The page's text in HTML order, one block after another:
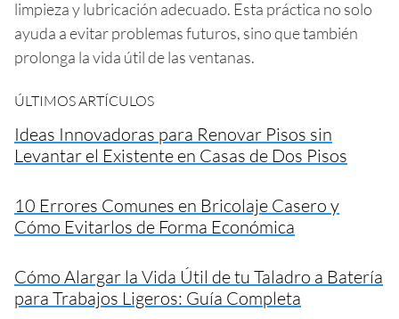
limpieza y lubricación adecuado. Esta práctica no solo
ayuda a evitar problemas futuros, sino que también
prolonga la vida útil de las ventanas.
ÚLTIMOS ARTÍCULOS
Ideas Innovadoras para Renovar Pisos sin
Levantar el Existente en Casas de Dos Pisos
10 Errores Comunes en Bricolaje Casero y
Cómo Evitarlos de Forma Económica
Cómo Alargar la Vida Útil de tu Taladro a Batería
para Trabajos Ligeros: Guía Completa